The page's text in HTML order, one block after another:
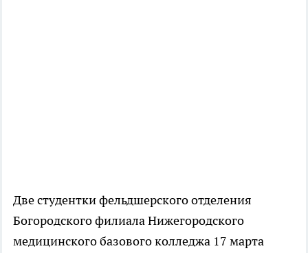
Две студентки фельдшерского отделения
Богородского филиала Нижегородского
медицинского базового колледжа 17 марта